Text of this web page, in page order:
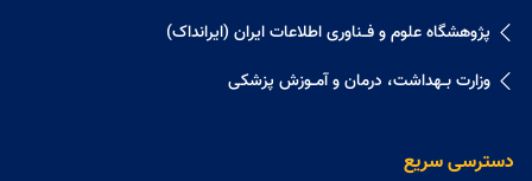
پژوهشگاه علوم و فــناوری اطلاعات ایران (ایرانداک)
وزارت بــهداشت، درمان و آمــوزش پزشکی
دسترسی سریع